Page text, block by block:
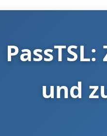
und